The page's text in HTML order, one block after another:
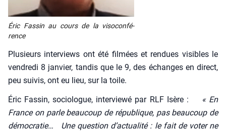
Éric Fas­sin au cours de la viso­con­fé­
rence
Plu­sieurs inter­views ont été fil­mées et ren­dues visibles le
ven­dre­di 8 jan­vier, tan­dis que le 9, des échanges en direct,
peu sui­vis, ont eu lieu, sur la toile.
Éric Fas­sin, socio­logue, inter­viewé par RLF Isère :
« En
France on parle beau­coup de répu­blique, pas beau­coup de
démo­cra­tie… Une ques­tion d’actualité : le fait de voter ne